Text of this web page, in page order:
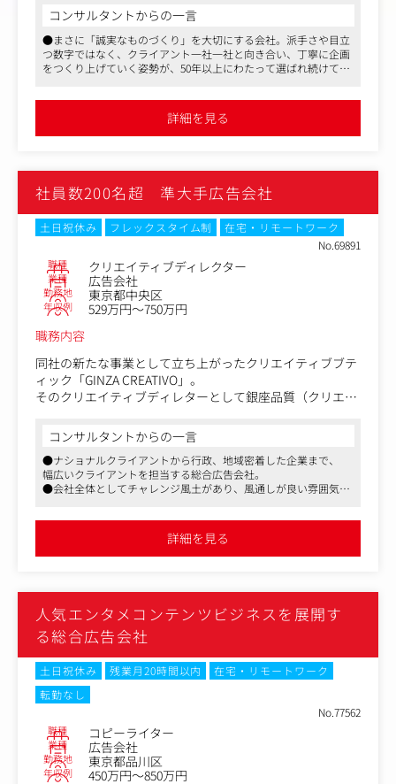
単に言葉を整えるだけではなく、クライアントの課題や商
品の魅力を理解し、ターゲットに届くコンセプトやメッセ
ージを設計していく仕事です。
プロデューサー、デザイナー、Webディレクター、外部ク
の整理、制作物のトーン設計、クリエイティブチームへの
ディレクションなど、幅広い業務に携わっていただきま
ジェクトに参加し、クリエイティブ全体の方向性づくりに
も関わるポジションです。
・広告、販促物、Webサイト、SNS、イベント関連ツール
などのコピーライティング
・クライアント課題や与件の整理
・ヒアリング内容をもとにしたインサイト分析、課題設定
・コンセプト、キャッチコピー、ステートメント、企画タ
イトルなどの開発
・企画立案および企画書の作成
・提案資料内の構成、文章作成、ストーリー設計
・制作物全体のトーン＆マナー設計
の連携・ディレクション
・撮影、取材、イベント、制作現場などへの立会い
・クライアントへの提案、打ち合わせ参加
コンサルタントからの一言
●まさに「誠実なものづくり」を大切にする会社。派手さや目立
つ数字ではなく、クライアント一社一社と向き合い、丁寧に企画
をつくり上げていく姿勢が、50年以上にわたって選ばれ続けてき
「ギスギスしない」「安心して長く働ける」といった声が印象的
でした。年功序列はなく、成果と実力でしっかり評価されるた
め、新しい方も馴染みやすく、実力次第で早期に中心メンバーと
そんな志向をお持ちの方には、心からおすすめしたい会社です
詳細を見る
社員数200名超 準大手広告会社
土日祝休み フレックスタイム制
在宅・リモートワーク
No.69891
職種 クリエイティブディレクター
業種 広告会社
勤務地 東京都中央区
年収例
529万円～750万円
職務内容
同社の新たな事業として立ち上がったクリエイティブブテ
ィック「GINZA CREATIVO」。
そのクリエイティブディレターとして銀座品質（クリエイ
だきます。
■GINZA CREATIVOとは
詳細は下記をご参照ください。
https://ginzacreativo.com/
ビジネスやコミュニケーションにあらゆる変化が起きるな
か、「何かおもろいことないか」を掲げる同社で、しがら
コンサルタントからの一言
●ナショナルクライアントから行政、地域密着した企業まで、
幅広いクライアントを担当する総合広告会社。
●会社全体としてチャレンジ風土があり、風通しが良い雰囲気で
援する上で福利厚生面も充実。
●社会貢献活動・町おこしのための活動を行っています。
詳細を見る
人気エンタメコンテンツビジネスを展開す
る総合広告会社
土日祝休み 残業月20時間以内
在宅・リモートワーク
転勤なし
No.77562
職種 コピーライター
業種 広告会社
勤務地 東京都品川区
年収例
450万円～850万円